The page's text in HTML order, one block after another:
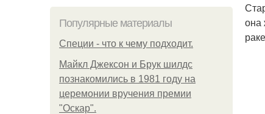
Популярные материалы
Специи - что к чему подходит.
Майкл Джексон и Брук шилдс
познакомились в 1981 году на
церемонии вручения премии
"Оскар".
она